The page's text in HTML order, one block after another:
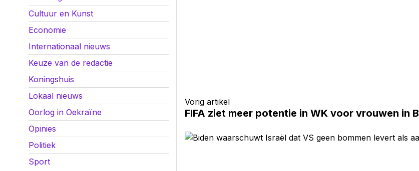
Vorig artikel
FIFA ziet meer potentie in WK voor vrouwen in
Cultuur en Kunst
Economie
Internationaal nieuws
Keuze van de redactie
Koningshuis
Lokaal nieuws
Oorlog in Oekraïne
Opinies
Politiek
Sport